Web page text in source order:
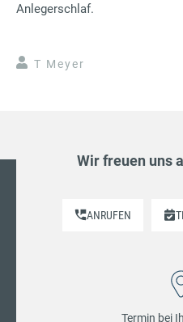
Anlegerschlaf.
T Meyer
Wir freuen uns
ANRUFEN
Termin bei